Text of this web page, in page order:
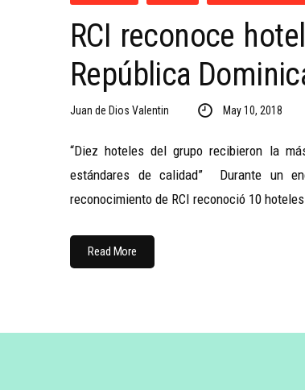
RCI reconoce
República
Juan de Dios Valentin May 10, 2018
“Diez hoteles del grupo recibieron la
estándares de calidad” Durante un
reconocimiento de RCI reconoció 10
Read More